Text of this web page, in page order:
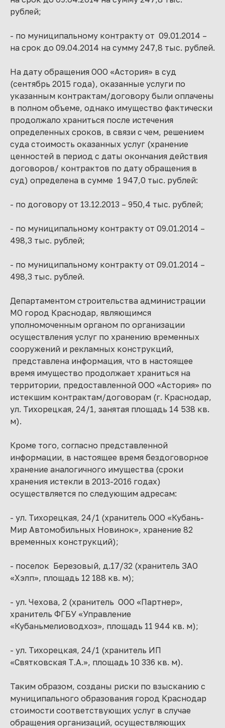
рублей;
- по муниципальному контракту от 09.01.2014 –
на срок до 09.04.2014 на сумму 247,8 тыс. рублей.
На дату обращения ООО «Астория» в суд
(сентябрь 2015 года), оказанные услуги по
указанным контрактам/договору были оплачены
в полном объеме, однако имущество фактически
продолжало храниться после истечения
определенных сроков, в связи с чем, решением
суда стоимость оказанных услуг (хранение
ценностей в период с даты окончания действия
договоров/ контрактов по дату обращения в
суд) определена в сумме 1 947,0 тыс. рублей:
- по договору от 13.12.2013 – 950,4 тыс. рублей;
- по муниципальному контракту от 09.01.2014 –
498,3 тыс. рублей;
- по муниципальному контракту от 09.01.2014 –
498,3 тыс. рублей.
Департаментом строительства администрации
МО город Краснодар, являющимся
уполномоченным органом по организации
осуществления услуг по хранению временных
сооружений и рекламных конструкций,
представлена информация, что в настоящее
время имущество продолжает храниться на
территории, предоставленной ООО «Астория» по
истекшим контрактам/договорам (г. Краснодар,
ул. Тихорецкая, 24/1, занятая площадь 14 538 кв.
м).
Кроме того, согласно представленной
информации, в настоящее время бездоговорное
хранение аналогичного имущества (сроки
хранения истекли в 2013-2016 годах)
осуществляется по следующим адресам:
- ул. Тихорецкая, 24/1 (хранитель ООО «Кубань-
Мир Автомобильных Новинок», хранение 82
временных конструкций);
- поселок Березовый, д.17/32 (хранитель ЗАО
«Хэлп», площадь 12 188 кв. м);
- ул. Чехова, 2 (хранитель ООО «Партнер»,
хранитель ФГБУ «Управление
«Кубаньмелиоводхоз», площадь 11 944 кв. м);
- ул. Тихорецкая, 24/1 (хранитель ИП
«Святковская Т.А.», площадь 10 336 кв. м).
Таким образом, созданы риски по взысканию с
муниципального образования город Краснодар
стоимости соответствующих услуг в случае
обращения организаций, осуществляющих